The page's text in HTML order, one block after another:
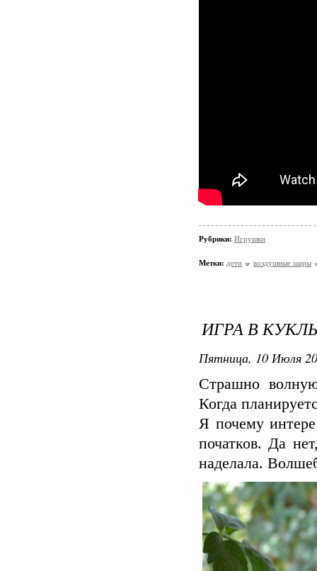
Рубрики: Игрушки
Метки: дети воздушные шары
ИГРА В
Пятница, 10 Июля
Страшно
Когда
Я почему
початков. Да
наделала.